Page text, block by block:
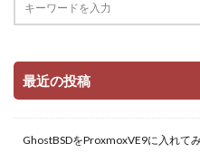
最近の投稿
GhostBSDをProxmoxVE9に入れて